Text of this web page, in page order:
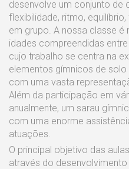
desenvolve um conjunto
flexibilidade, ritmo,
em grupo. A nossa classe é
idades compreendidas
cujo trabalho se centra na
elementos gímnicos de
com uma vasta
Além da participação em
anualmente, um sarau
com uma enorme
atuações.
O principal objetivo das
através do